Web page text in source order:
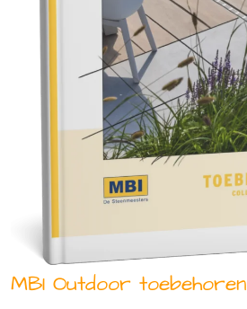
MBI Outdoor toebehoren